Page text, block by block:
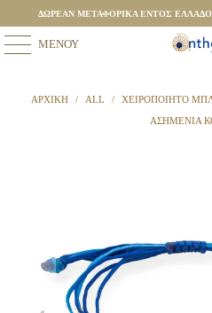
ΔΩΡΕΑΝ ΜΕΤΑΦΟΡΙΚΑ ΕΝΤΟΣ
ΜΕΝΟΎ
ΑΡΧΙΚΉ / ALL /
ΧΕΙΡΟΠΟΊΗΤΟ
ΑΣΗΜΈΝΙΑ